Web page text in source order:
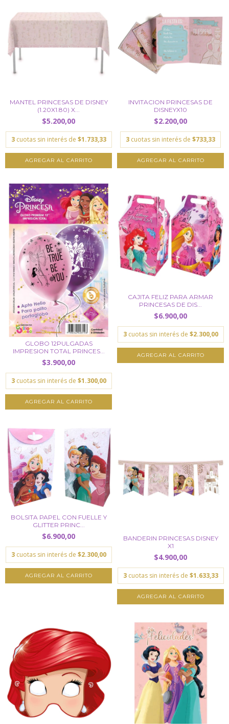
MANTEL PRINCESAS DE DISNEY
(1.20X1.80) X...
$5.200,00
3 cuotas sin interés de $1.733,33
INVITACION PRINCESAS DE
DISNEYX10
$2.200,00
3 cuotas sin interés de $733,33
GLOBO 12PULGADAS
IMPRESION TOTAL PRINCES...
$3.900,00
3 cuotas sin interés de $1.300,00
CAJITA FELIZ PARA ARMAR
PRINCESAS DE DIS...
$6.900,00
3 cuotas sin interés de $2.300,00
BOLSITA PAPEL CON FUELLE Y
GLITTER PRINC...
$6.900,00
3 cuotas sin interés de $2.300,00
BANDERIN PRINCESAS DISNEY
X1
$4.900,00
3 cuotas sin interés de $1.633,33